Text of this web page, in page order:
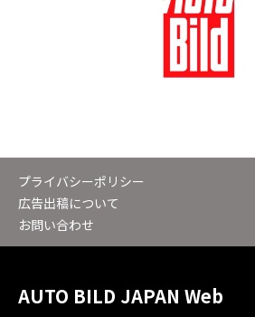
プライバシーポリシー
広告出稿について
お問い合わせ
AUTO BILD JAPAN Web